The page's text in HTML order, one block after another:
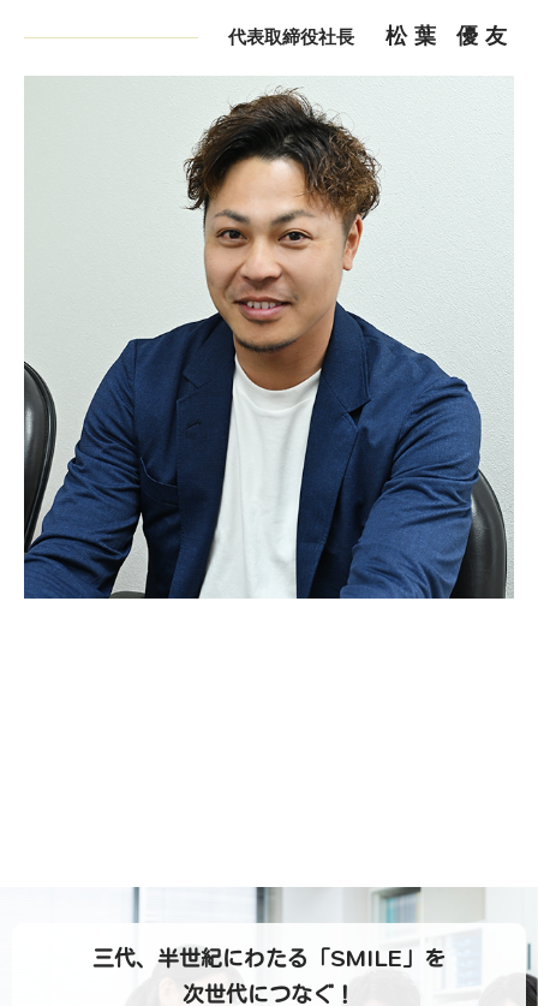
代表取締役社長 松葉 優友
三代、半世紀にわたる「SMILE 」を
次世代につなぐ！